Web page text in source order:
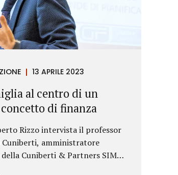
13 APRILE 2023
al centro di un
di finanza
Rizzo intervista il professor
Cuniberti, amministratore
della Cuniberti & Partners SIM